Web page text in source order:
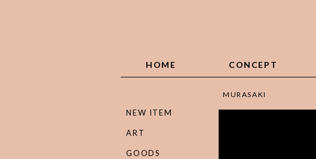
HOME CONCEPT
MURASAKI
NEW ITEM
ART
GOODS